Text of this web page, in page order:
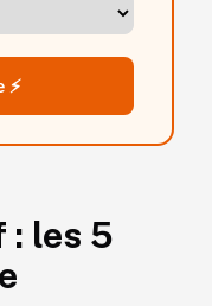
⚡
: les 5